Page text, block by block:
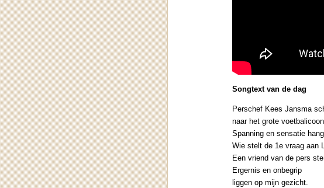
Songtext van de dag
Perschef Kees Jansma
naar het grote voetbalicoon.
Spanning en sensatie
Wie stelt de 1e vraag aan
Een vriend van de pers
Ergernis en onbegrip
liggen op mijn gezicht.